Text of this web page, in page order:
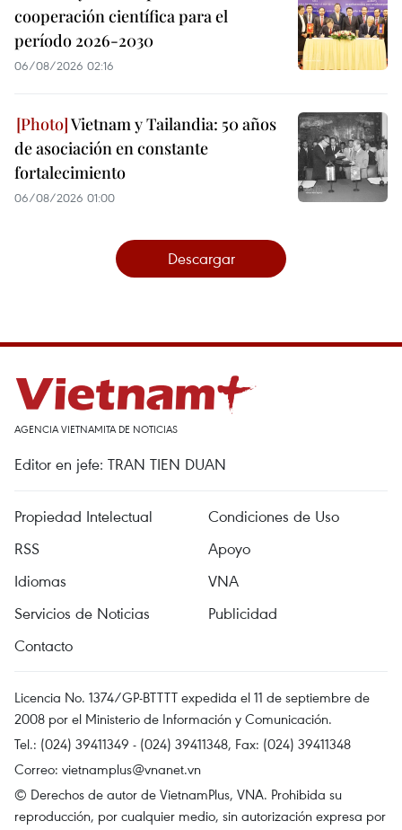
cooperación científica para el
período 2026-2030
06/08/2026 02:16
Vietnam y Tailandia: 50 años
de asociación en constante
fortalecimiento
06/08/2026 01:00
Descargar
AGENCIA VIETNAMITA DE NOTICIAS
Editor en jefe: TRAN TIEN DUAN
Propiedad Intelectual
Condiciones de Uso
RSS
Apoyo
Idiomas
VNA
Servicios de Noticias
Publicidad
Contacto
Licencia No. 1374/GP-BTTTT expedida el 11 de septiembre de
2008 por el Ministerio de Información y Comunicación.
Tel.: (024) 39411349 - (024) 39411348, Fax: (024) 39411348
Correo: vietnamplus@vnanet.vn
© Derechos de autor de VietnamPlus, VNA. Prohibida su
reproducción, por cualquier medio, sin autorización expresa por